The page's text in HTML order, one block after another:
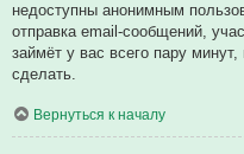
недоступны анонимным
отправка email-сообщений,
займёт у вас всего пару
сделать.
Вернуться к началу